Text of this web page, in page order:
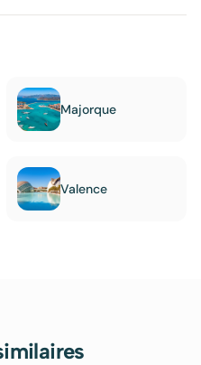
Majorque
Valence